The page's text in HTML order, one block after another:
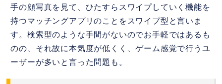
手の顔写真を見て、ひたすらスワイプしていく機能を
持つマッチングアプリのことをスワイプ型と言いま
す。検索型のような手間がないのでお手軽ではあるも
のの、それ故に本気度が低くく、ゲーム感覚で行うユ
ーザーが多いと言った問題も。